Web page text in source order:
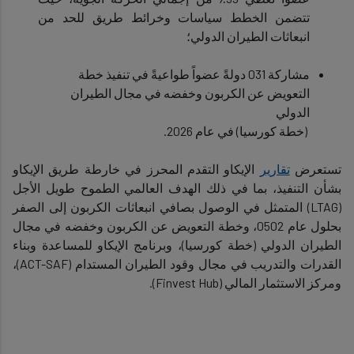
تتضمن الخطط سياسات وخرائط طريق للحد من
انبعاثات الطيران الدولي؛
مشاركة 031 دولةً عضواً طواعيةً في تنفيذ خطة
التعويض عن الكربون وخفضه في مجال الطيران
الدولي
(خطة كورسيا) في عام 2026.
تستعرضتقارير
الإيكاو التقدم المحرز في خارطة طريق الإيكاو
بشأن التنفيذ، بما في ذلك الهدف العالمي الطموح طويل الأجل
(
LTAG) المتمثل في الوصول بصافي انبعاثات الكربون إلى الصفر
بحلول عام 0502، وخطة التعويض عن الكربون وخفضه في مجال
الطيران الدولي (خطة كورسيا)، وبرنامج الإيكاو للمساعدة وبناء
القدرات والتدريب في مجال وقود الطيران المستدام (ACT-SAF)،
ومركز الاستثمار المالي (Finvest Hub
).